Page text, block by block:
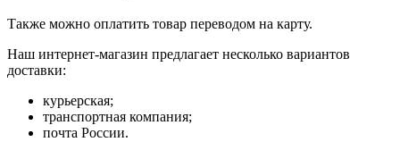
Также можно оплатить товар переводом на карту.
Наш интернет-магазин предлагает несколько вариантов
доставки:
курьерская;
транспортная компания;
почта России.